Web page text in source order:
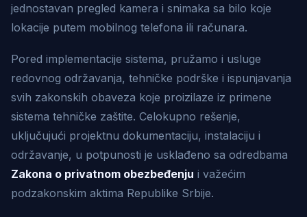
jednostavan pregled kamera i snimaka sa bilo koje
lokacije putem mobilnog telefona ili računara.
Pored implementacije sistema, pružamo i usluge
redovnog održavanja, tehničke podrške i ispunjavanja
svih zakonskih obaveza koje proizilaze iz primene
sistema tehničke zaštite. Celokupno rešenje,
uključujući projektnu dokumentaciju, instalaciju i
održavanje, u potpunosti je usklađeno sa odredbama
Zakona o privatnom obezbeđenju i važećim
podzakonskim aktima Republike Srbije.